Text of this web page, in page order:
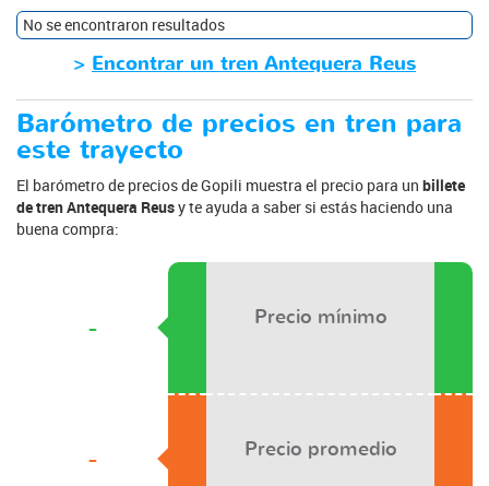
No se encontraron resultados
> Encontrar un tren Antequera Reus
Barómetro de precios en tren para
este trayecto
El barómetro de precios de Gopili muestra el precio para un billete
de tren Antequera Reusy te ayuda a saber si estás haciendo una
buena compra:
-
-
Precio mínimo
Precio promedio